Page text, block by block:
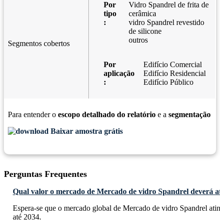
Segmentos cobertos
Por
tipo
:
Vidro Spandrel de frita de
cerâmica
vidro Spandrel revestido
de silicone
outros
Por
aplicação
:
Edifício Comercial
Edifício Residencial
Edifício Público
Para entender o escopo detalhado do relatório e a segmentação
Baixar amostra grátis
Perguntas Frequentes
Qual valor o mercado de Mercado de vidro Spandrel deverá
Espera-se que o mercado global de Mercado de vidro Spandrel
até 2034.